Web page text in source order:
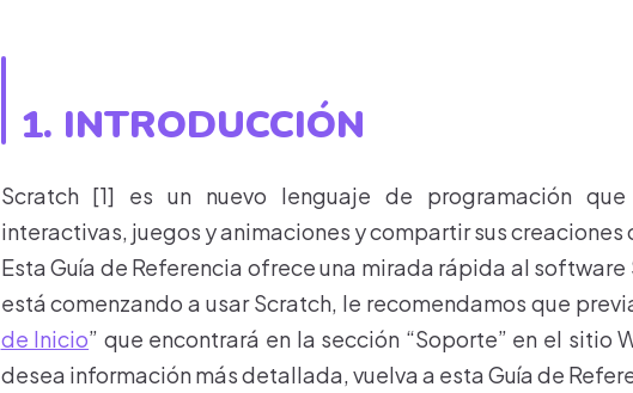
1. INTRODUCCIÓN
Scratch [1] es un nuevo lenguaje de programación
interactivas, juegos y animaciones y compartir sus creaciones
Esta Guía de Referencia ofrece una mirada rápida al software
está comenzando a usar Scratch, le recomendamos que
de Inicio” que encontrará en la sección “Soporte” en el sitio
desea información más detallada, vuelva a esta Guía de